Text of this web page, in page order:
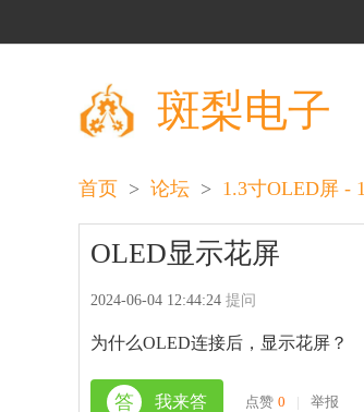
斑梨电子
首页 > 论坛 > 1.3寸OLED屏 -
OLED显示花屏
2024-06-04 12:44:24 提问
为什么OLED连接后，显示花屏？
答 我来答 点赞 0 | 举报